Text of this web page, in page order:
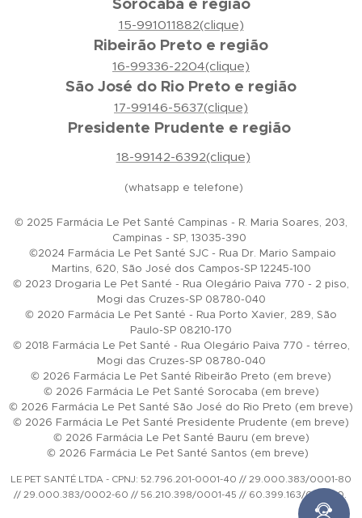
Sorocaba e região
15-991011882(clique)
Ribeirão Preto e região
16-99336-2204(clique)
São José do Rio Preto e região
17-99146-5637(clique)
Presidente Prudente e região
18-99142-6392(clique)
(whatsapp e telefone)
© 2025 Farmácia Le Pet Santé Campinas - R. Maria Soares, 203,
Campinas - SP, 13035-390
©2024 Farmácia Le Pet Santé SJC - Rua Dr. Mario Sampaio
Martins, 620, São José dos Campos-SP 12245-100
© 2023 Drogaria Le Pet Santé - Rua Olegário Paiva 770 - 2 piso,
Mogi das Cruzes-SP 08780-040
© 2020 Farmácia Le Pet Santé - Rua Porto Xavier, 289, São
Paulo-SP 08210-170
© 2018 Farmácia Le Pet Santé - Rua Olegário Paiva 770 - térreo,
Mogi das Cruzes-SP 08780-040
© 2026 Farmácia Le Pet Santé Ribeirão Preto (em breve)
© 2026 Farmácia Le Pet Santé Sorocaba (em breve)
© 2026 Farmácia Le Pet Santé São José do Rio Preto (em breve)
© 2026 Farmácia Le Pet Santé Presidente Prudente (em breve)
© 2026 Farmácia Le Pet Santé Bauru (em breve)
© 2026 Farmácia Le Pet Santé Santos (em breve)
LE PET SANTÉ LTDA - CPNJ: 52.796.201-0001-40 // 29.000.383/0001-80
// 29.000.383/0002-60 // 56.210.398/0001-45 // 60.399.163/0001-10.